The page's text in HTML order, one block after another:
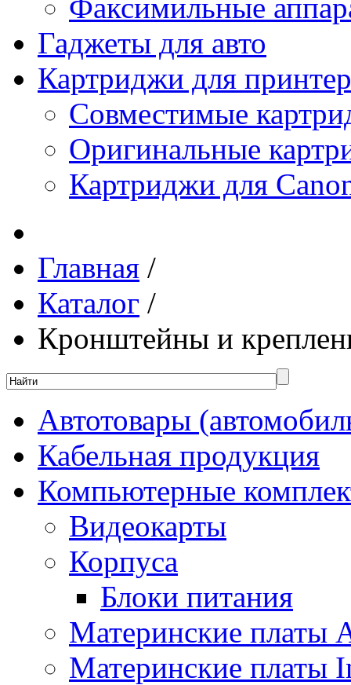
Факсимильные
Гаджеты для авто
Картриджи для
Совместимые
Оригинальные
Картриджи для
Главная /
Каталог /
Кронштейны и
Автотовары
Кабельная продукция
Компьютерные
Видеокарты
Корпуса
Блоки питания
Материнские платы
Материнские платы